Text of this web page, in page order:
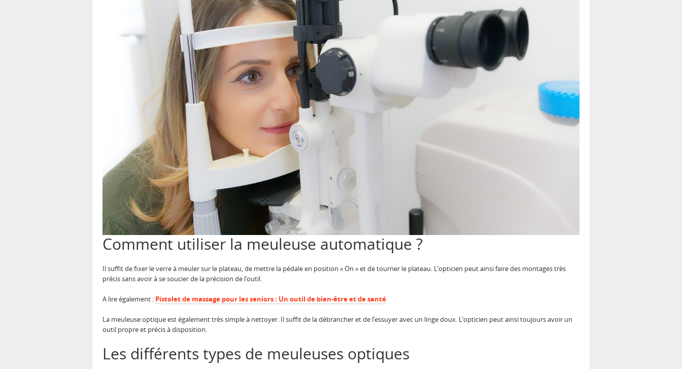
Comment utiliser la meuleuse automatique ?
Il suffit de fixer le verre à meuler sur le plateau, de mettre la pédale en position « On » et de tourner le plateau. L’opticien peut ainsi faire des montages très
précis sans avoir à se soucier de la précision de l’outil.
A lire également : Pistolet de massage pour les seniors : Un outil de bien-être et de santé
La meuleuse optique est également très simple à nettoyer. Il suffit de la débrancher et de l’essuyer avec un linge doux. L’opticien peut ainsi toujours avoir un
outil propre et précis à disposition.
Les différents types de meuleuses optiques